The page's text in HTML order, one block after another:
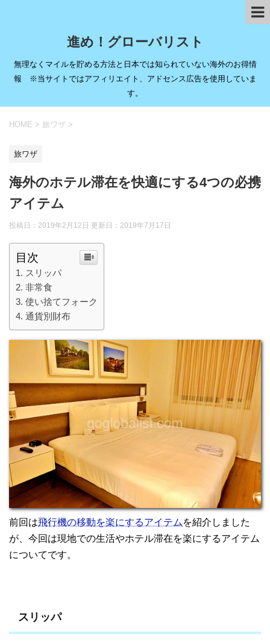
進め！グローバリスト
無理なくマイルを貯める方法と日本では知られていない海外のお得情
報 ※当サイトではアフィリエイト、アドセンス広告を使用していま
す。
HOME > 旅ワザ >
旅ワザ
海外のホテル滞在を快適にする4つの必携
アイテム
投稿日：2019年2月12日 更新日： 2019年7月17日
目次
スリッパ
非常食
使い捨てフォーク
通貨別財布
前回は飛行機の移動を楽にするアイテム を紹介しました
が、今回は現地での生活やホテル滞在を楽にするアイテム
についてです。
スリッパ